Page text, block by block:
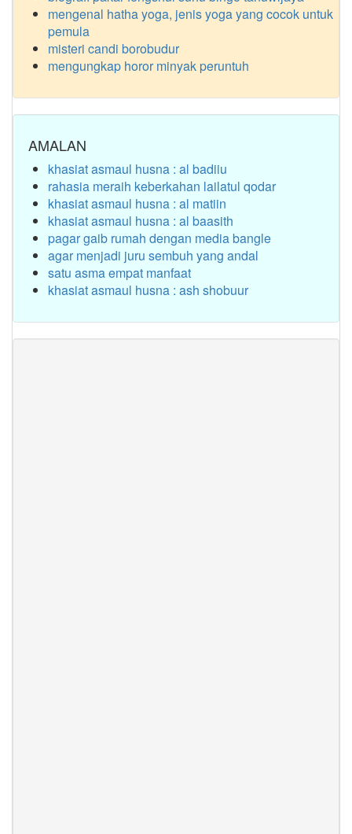
mengenal hatha yoga, jenis yoga yang cocok untuk
pemula
misteri candi borobudur
mengungkap horor minyak peruntuh
AMALAN
khasiat asmaul husna : al badiiu
rahasia meraih keberkahan lailatul qodar
khasiat asmaul husna : al matiin
khasiat asmaul husna : al baasith
pagar gaib rumah dengan media bangle
agar menjadi juru sembuh yang andal
satu asma empat manfaat
khasiat asmaul husna : ash shobuur